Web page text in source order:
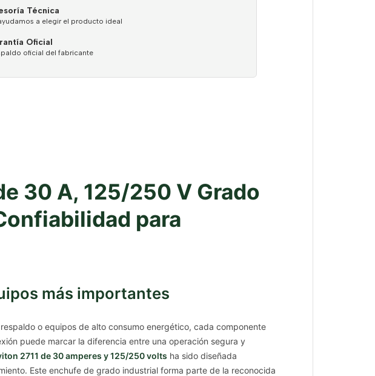
Técnica
a elegir el producto ideal
Oficial
oficial del fabricante
30 A, 125/250 V Grado
para
más importantes
o equipos de alto consumo energético, cada componente
puede marcar la diferencia entre una operación segura y
2711 de 30 amperes y 125/250 volts ha sido diseñada
Este enchufe de grado industrial forma parte de la reconocida